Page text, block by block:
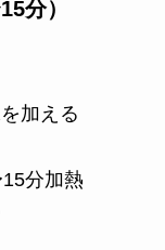
分）
加える
分加熱